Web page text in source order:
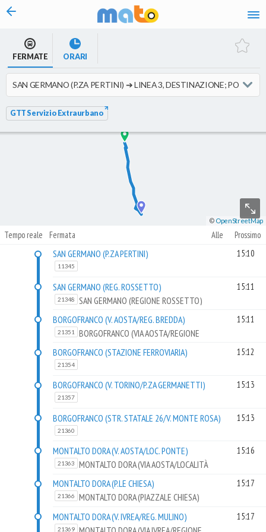
vai al contenuto
FERMATE ORARI
GTT Servizio Extraurbano
© OpenStreetMap
Tempo reale Fermata Alle Prossimo
SAN GERMANO (P.ZA PERTINI)
11345
15:10
SAN GERMANO (REG. ROSSETTO)
21348 SAN GERMANO (REGIONE ROSSETTO)
15:11
BORGOFRANCO (V. AOSTA/REG. BREDDA)
21351
BORGOFRANCO (VIA AOSTA/REGIONE
BREDDA)
15:11
BORGOFRANCO (STAZIONE FERROVIARIA)
21354
15:12
BORGOFRANCO (V. TORINO/P.ZA GERMANETTI)
21357
15:13
BORGOFRANCO (STR. STATALE 26/V. MONTE ROSA)
21360
15:13
MONTALTO DORA (V. AOSTA/LOC. PONTE)
21363
MONTALTO DORA (VIA AOSTA/LOCALITÀ
PONTE)
15:16
MONTALTO DORA (P.LE CHIESA)
21366 MONTALTO DORA (PIAZZALE CHIESA)
15:17
MONTALTO DORA (V. IVREA/REG. MULINO)
21369
15:17